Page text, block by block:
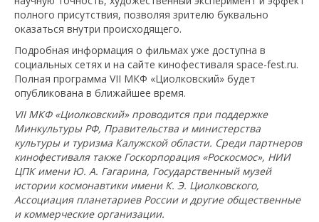
полного присутствия, позволяя зрителю буквально
оказаться внутри происходящего.
Подробная информация о фильмах уже доступна в
социальных сетях и на сайте кинофестиваля space-fest.ru.
Полная программа VII МКФ «Циолковский» будет
опубликована в ближайшее время.
VII МКФ «Циолковский» проводится при поддержке
Минкультуры РФ, Правительства и министерства
культуры и туризма Калужской области. Среди партнеров
кинофестиваля также Госкорпорация «Роскосмос», НИИ
ЦПК имени Ю. А. Гагарина, Государственный музей
истории космонавтики имени К. Э. Циолковского,
Ассоциация планетариев России и другие общественные
и коммерческие организации.